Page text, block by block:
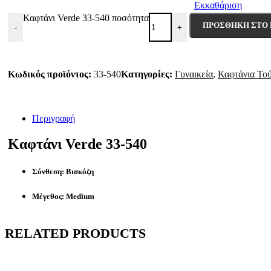
Εκκαθάριση
-
Καφτάνι Verde 33-540 ποσότητα
+ ΠΡΟΣΘΉΚΗ ΣΤΟ
Κωδικός προϊόντος: 33-540Κατηγορίες: Γυναικεία, Καφτάνια
Περιγραφή
Καφτάνι Verde 33-540
Σύνθεση: Βισκόζη
Μέγεθος: Medium
RELATED PRODUCTS